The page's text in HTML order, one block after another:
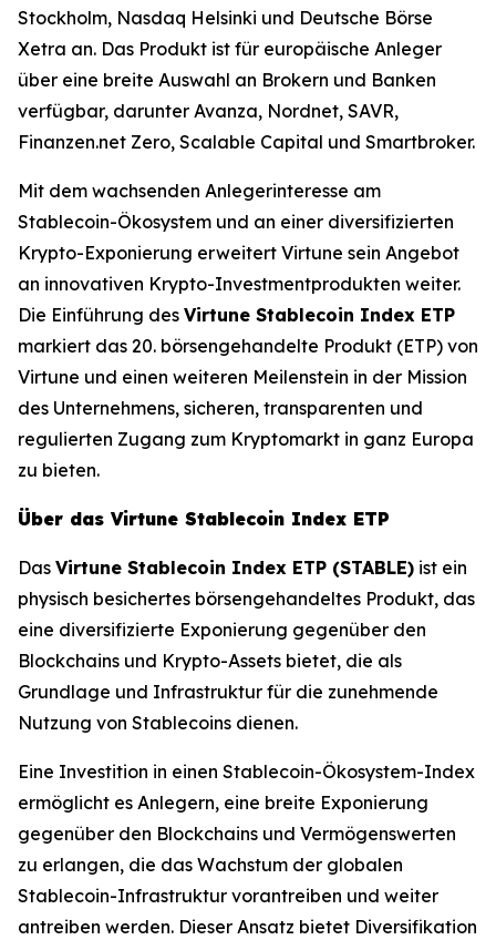
Stockholm, Nasdaq Helsinki und Deutsche Börse
Xetra an. Das Produkt ist für europäische Anleger
über eine breite Auswahl an Brokern und Banken
verfügbar, darunter Avanza, Nordnet, SAVR,
Finanzen.net Zero, Scalable Capital und Smartbroker.
Mit dem wachsenden Anlegerinteresse am
Stablecoin-Ökosystem und an einer diversifizierten
Krypto-Exponierung erweitert Virtune sein Angebot
an innovativen Krypto-Investmentprodukten weiter.
Die Einführung des Virtune Stablecoin Index ETP
markiert das 20. börsengehandelte Produkt (ETP) von
Virtune und einen weiteren Meilenstein in der Mission
des Unternehmens, sicheren, transparenten und
regulierten Zugang zum Kryptomarkt in ganz Europa
zu bieten.
Über das Virtune Stablecoin Index ETP
Das Virtune Stablecoin Index ETP (STABLE) ist ein
physisch besichertes börsengehandeltes Produkt, das
eine diversifizierte Exponierung gegenüber den
Blockchains und Krypto-Assets bietet, die als
Grundlage und Infrastruktur für die zunehmende
Nutzung von Stablecoins dienen.
Eine Investition in einen Stablecoin-Ökosystem-Index
ermöglicht es Anlegern, eine breite Exponierung
gegenüber den Blockchains und Vermögenswerten
zu erlangen, die das Wachstum der globalen
Stablecoin-Infrastruktur vorantreiben und weiter
antreiben werden. Dieser Ansatz bietet Diversifikation